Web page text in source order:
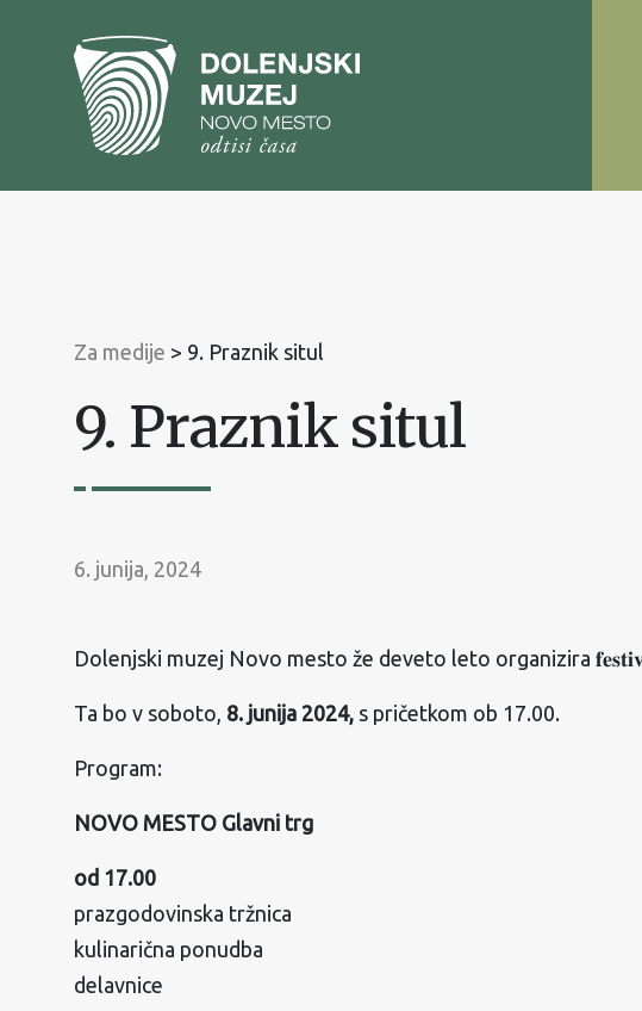
Na
Za medije > 9. Praznik situl
9. Praznik situl
6. junija, 2024
Dolenjski muzej Novo mesto že deveto leto organizira 𝐟𝐞𝐬𝐭𝐢𝐯𝐚𝐥
Ta bo v soboto, 8. junija 2024, s pričetkom ob 17.00.
Program:
NOVO MESTO Glavni trg
od 17.00
prazgodovinska tržnica
kulinarična ponudba
delavnice